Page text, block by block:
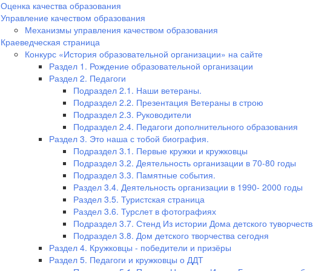
Оценка качества образования
Управление качеством образования
Механизмы управления качеством образования
Краеведческая страница
Конкурс «История образовательной организации» на сайте
Раздел 1. Рождение образовательной организации
Раздел 2. Педагоги
Подраздел 2.1. Наши ветераны.
Подраздел 2.2. Презентация Ветераны в строю
Подраздел 2.3. Руководители
Подраздел 2.4. Педагоги дополнительного образования
Раздел 3. Это наша с тобой биография.
Подраздел 3.1. Первые кружки и кружковцы
Подраздел 3.2. Деятельность организации в 70-80 годы
Подраздел 3.3. Памятные события.
Раздел 3.4. Деятельность организации в 1990- 2000 годы
Раздел 3.5. Туристская страница
Раздел 3.6. Турслет в фотографиях
Подраздел 3.7. Стенд Из истории Дома детского
Подраздел 3.8. Дом детского творчества сегодня
Раздел 4. Кружковцы - победители и призёры
Раздел 5. Педагоги и кружковцы о ДДТ